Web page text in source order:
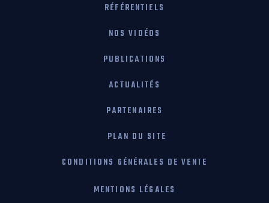
RÉFÉRENTIELS
NOS VIDÉOS
PUBLICATIONS
ACTUALITÉS
PARTENAIRES
PLAN DU SITE
CONDITIONS GÉNÉRALES DE VENTE
MENTIONS LÉGALES